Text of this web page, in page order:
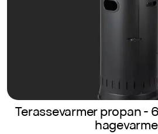
Terassevarmer propan -